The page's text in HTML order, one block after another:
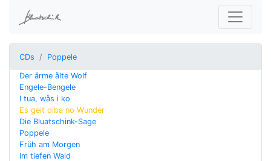
CDs Poppele
Der årme ålte Wolf
Engele-Bengele
I tua, wås i ko
Es geit olba no Wunder
Die Bluatschink-Sage
Poppele
Früh am Morgen
Im tiefen Wald